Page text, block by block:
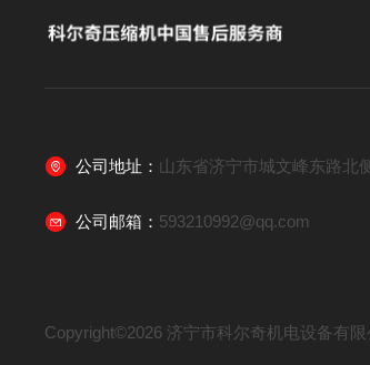
公司地址： 山东省济宁市城文峰东路北
公司邮箱： 593210992@qq.com
Copyright©2026 济宁市科尔奇机电设备有